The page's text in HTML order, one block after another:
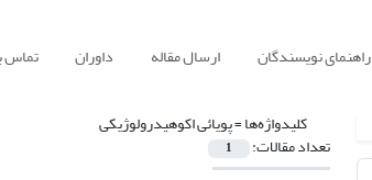
راهنمای نویسندگان ارسال مقاله داوران تماس
کلیدواژه‌ها =پویائی اکوهیدرولوژیکی
تعداد مقالات: 1